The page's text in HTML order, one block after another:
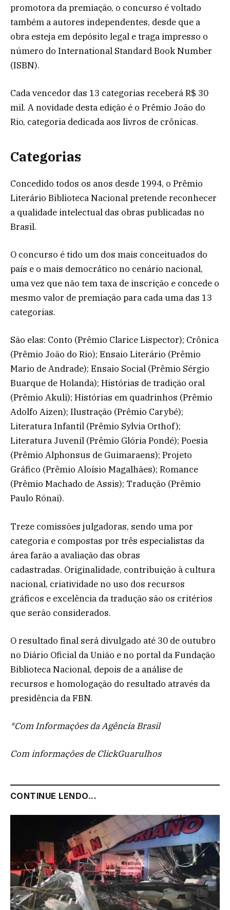
promotora da premiação, o concurso é voltado
também a autores independentes, desde que a
obra esteja em depósito legal e traga impresso o
número do International Standard Book Number
(ISBN).
Cada vencedor das 13 categorias receberá R$ 30
mil. A novidade desta edição é o Prêmio João do
Rio, categoria dedicada aos livros de crônicas.
Categorias
Concedido todos os anos desde 1994, o Prêmio
Literário Biblioteca Nacional pretende reconhecer
a qualidade intelectual das obras publicadas no
Brasil.
O concurso é tido um dos mais conceituados do
país e o mais democrático no cenário nacional,
uma vez que não tem taxa de inscrição e concede o
mesmo valor de premiação para cada uma das 13
categorias.
São elas: Conto (Prêmio Clarice Lispector); Crônica
(Prêmio João do Rio); Ensaio Literário (Prêmio
Mario de Andrade); Ensaio Social (Prêmio Sérgio
Buarque de Holanda); Histórias de tradição oral
(Prêmio Akuli); Histórias em quadrinhos (Prêmio
Adolfo Aizen); Ilustração (Prêmio Carybé);
Literatura Infantil (Prêmio Sylvia Orthof);
Literatura Juvenil (Prêmio Glória Pondé); Poesia
(Prêmio Alphonsus de Guimaraens); Projeto
Gráfico (Prêmio Aloísio Magalhães); Romance
(Prêmio Machado de Assis); Tradução (Prêmio
Paulo Rónai).
Treze comissões julgadoras, sendo uma por
categoria e compostas por três especialistas da
área farão a avaliação das obras
cadastradas. Originalidade, contribuição à cultura
nacional, criatividade no uso dos recursos
gráficos e excelência da tradução são os critérios
que serão considerados.
O resultado final será divulgado até 30 de outubro
no Diário Oficial da União e no portal da Fundação
Biblioteca Nacional, depois de a análise de
recursos e homologação do resultado através da
presidência da FBN.
*Com Informações da Agência Brasil
Com informações de ClickGuarulhos
CONTINUE LENDO...